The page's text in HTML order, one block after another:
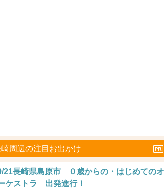
崎周辺の注目お出かけ
21長崎県島原市 ０歳からの・はじめてのオ
ケストラ 出発進行！